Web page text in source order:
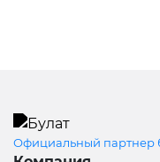
Официальный партнер